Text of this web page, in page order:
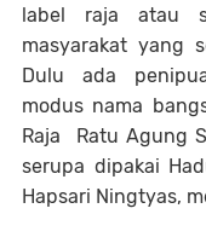
label raja atau
masyarakat yang
Dulu ada
modus nama
Raja Ratu Agung
serupa dipakai
Hapsari Ningtyas,